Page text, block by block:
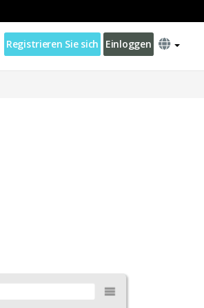
Registrieren Sie sich Einloggen